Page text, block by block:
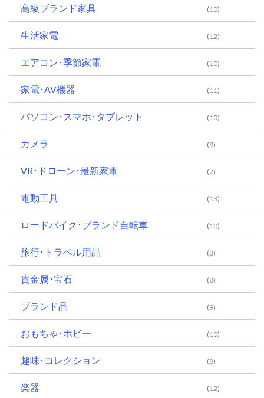
高級ブランド家具 (10)
生活家電 (12)
エアコン･季節家電 (10)
家電･AV機器 (11)
パソコン･スマホ･タブレット (10)
カメラ (9)
VR･ドローン･最新家電 (7)
電動工具 (13)
ロードバイク･ブランド自転車 (10)
旅行･トラベル用品 (8)
貴金属･宝石 (8)
ブランド品 (9)
おもちゃ･ホビー (10)
趣味･コレクション (8)
楽器 (12)